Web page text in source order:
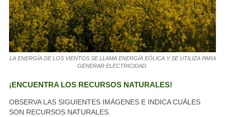
LA ENERGÍA DE LOS VIENTOS SE LLAMA ENERGÍA EÓLICA Y SE UTILIZA PARA
GENERAR ELECTRICIDAD.
¡ENCUENTRA LOS RECURSOS NATURALES!
OBSERVA LAS SIGUIENTES IMÁGENES E INDICA CUÁLES
SON RECURSOS NATURALES.